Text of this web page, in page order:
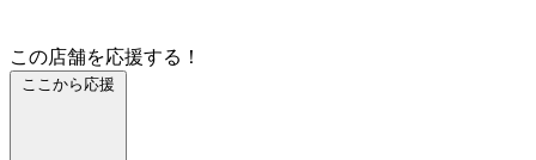
この店舗を応援する！
ここから応援